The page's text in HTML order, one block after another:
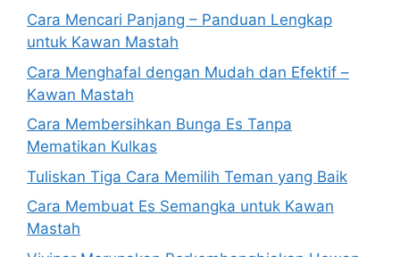
Cara Mencari Panjang – Panduan Lengkap
untuk Kawan Mastah
Cara Menghafal dengan Mudah dan Efektif –
Kawan Mastah
Cara Membersihkan Bunga Es Tanpa
Mematikan Kulkas
Tuliskan Tiga Cara Memilih Teman yang Baik
Cara Membuat Es Semangka untuk Kawan
Mastah